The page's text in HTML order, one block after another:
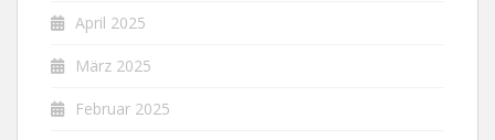
April 2025
März 2025
Februar 2025